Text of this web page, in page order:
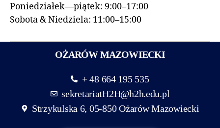
Poniedziałek—piątek: 9:00–17:00
Sobota & Niedziela: 11:00–15:00
OŻARÓW MAZOWIECKI
+ 48 664 195 535
sekretariatH2H@h2h.edu.pl
Strzykulska 6, 05-850 Ożarów Mazowiecki